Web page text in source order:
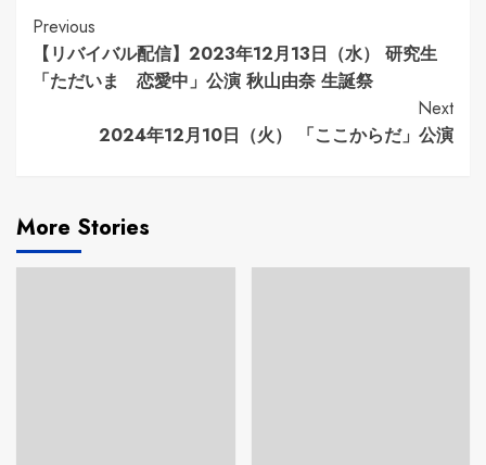
Continue
Reading
Previous
【リバイバル配信】2023年12月13日（水） 研究生
「ただいま 恋愛中」公演 秋山由奈 生誕祭
Next
2024年12月10日（火） 「ここからだ」公演
More Stories